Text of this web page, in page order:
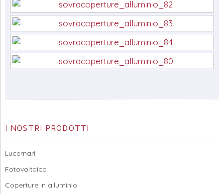
I NOSTRI PRODOTTI
Lucernari
Fotovoltaico
Coperture in alluminio